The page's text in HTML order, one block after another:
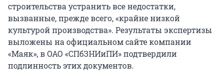
строительства устранить все недостатки,
вызванные, прежде всего, «крайне низкой
культурой производства». Результаты экспертизы
выложены на официальном сайте компании
«Маяк», в ОАО «СПбЗНИиПИ» подтвердили
подлинность этих документов.